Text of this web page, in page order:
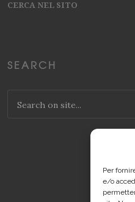
Per
e/o
CERCA NEL SITO
SEARCH